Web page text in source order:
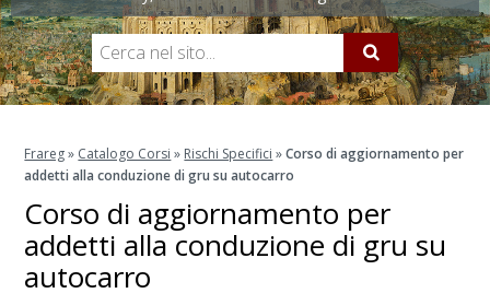
Frareg» Catalogo Corsi » Rischi Specifici »Corso di aggiornamento per
addetti alla conduzione di gru su autocarro
Corso di aggiornamento per
addetti alla conduzione di gru su
autocarro